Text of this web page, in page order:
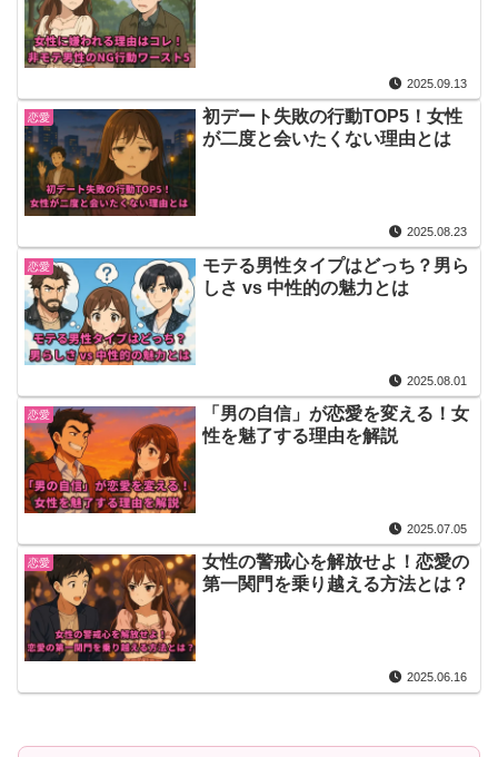
2025.09.13
恋愛
初デート失敗の行動TOP5！女性
が二度と会いたくない理由とは
2025.08.23
恋愛
モテる男性タイプはどっち？男ら
しさ vs 中性的の魅力とは
2025.08.01
恋愛
「男の自信」が恋愛を変える！女
性を魅了する理由を解説
2025.07.05
恋愛
女性の警戒心を解放せよ！恋愛の
第一関門を乗り越える方法とは？
2025.06.16